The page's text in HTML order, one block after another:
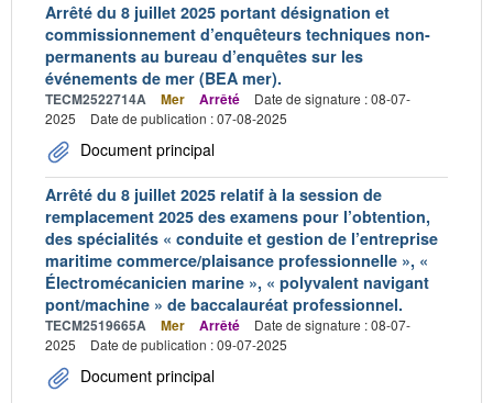
Arrêté du 8 juillet 2025 portant désignation et
commissionnement d’enquêteurs techniques non-
permanents au bureau d’enquêtes sur les
événements de mer (BEA mer).
TECM2522714A Mer Arrêté
Date de signature : 08-07-
2025
Date de publication : 07-08-2025
Document principal
Arrêté du 8 juillet 2025 relatif à la session de
remplacement 2025 des examens pour l’obtention,
des spécialités « conduite et gestion de l’entreprise
maritime commerce/plaisance professionnelle », «
Électromécanicien marine », « polyvalent navigant
pont/machine » de baccalauréat professionnel.
TECM2519665A Mer Arrêté
Date de signature : 08-07-
2025
Date de publication : 09-07-2025
Document principal